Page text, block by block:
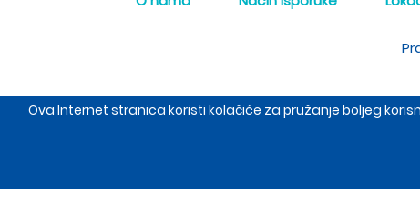
Ova Internet stranica koristi kolačiće za pružanje boljeg
The Meraki d.o.o.